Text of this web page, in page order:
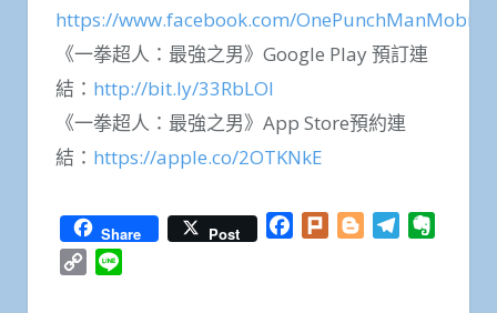
https://www.facebook.com/OnePunchManMobile/
《一拳超人：最強之男》Google Play 預訂連
結： http://bit.ly/33RbLOl
《一拳超人：最強之男》App Store預約連
結： https://apple.co/2OTKNkE
Share Post Facebook
Plurk BloggerTelegram
Copy